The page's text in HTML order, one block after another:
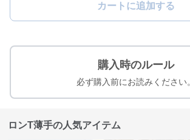
カートに追加する
購入時のルール
必ず購入前にお読みください。
ロンT薄手の人気アイテム